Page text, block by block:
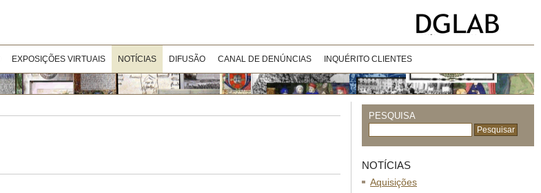
EXPOSIÇÕES VIRTUAIS NOTÍCIAS DIFUSÃO CANAL DE DENÚNCIAS INQUÉRITO CLIENTES
PESQUISA
NOTÍCIAS
Aquisições